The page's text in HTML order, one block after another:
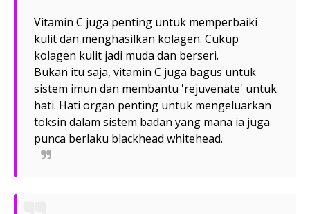
Vitamin C juga penting untuk memperbaiki
kulit dan menghasilkan kolagen. Cukup
kolagen kulit jadi muda dan berseri.
Bukan itu saja, vitamin C juga bagus untuk
sistem imun dan membantu 'rejuvenate' untuk
hati. Hati organ penting untuk mengeluarkan
toksin dalam sistem badan yang mana ia juga
punca berlaku blackhead whitehead.